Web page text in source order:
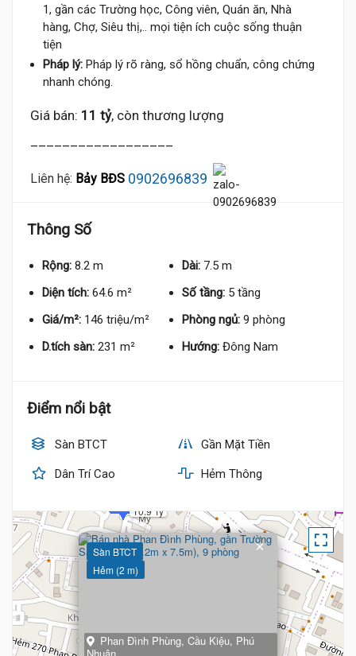
1, gần các Trường học, Công viên, Quán ăn, Nhà
hàng, Chợ, Siêu thị,.. mọi tiện ích cuộc sống thuận
tiện
Pháp lý: Pháp lý rõ ràng, sổ hồng chuẩn, công chứng
nhanh chóng.
Giá bán: 11 tỷ, còn thương lượng
Liên hệ: Bảy BĐS 0902696839
Thông Số
Rộng: 8.2 m Dài: 7.5 m
Diện tích: 64.6 m² Số tầng: 5 tầng
Giá/m²: 146 triệu/m² Phòng ngủ: 9 phòng
D.tích sàn: 231 m² Hướng: Đông Nam
Điểm nổi bật
Sàn BTCT Gần Mặt Tiền
Dân Trí Cao Hẻm Thông
10.9 Tỷ
Sàn BTCT
Hẻm (2 m)
Phan Đình Phùng, Cầu Kiệu, Phú
×